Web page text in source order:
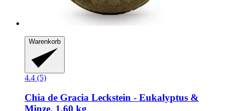
Warenkorb
4.4 (5)
Chia de Gracia Leckstein -​ Eukalyptus &
Minze, 1,60 kg